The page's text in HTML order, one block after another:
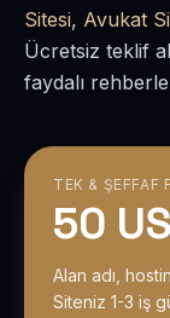
Sitesi, Avukat
Ücretsiz teklif
faydalı
TEK & ŞEFFAF
50
Alan adı,
Siteniz 1-3 iş